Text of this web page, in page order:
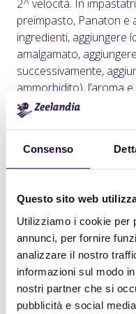
Consenso
Questo sito web
Utilizziamo i cookie per
annunci, per fornire
analizzare il nostro
informazioni sul modo
nostri partner che si
pubblicità e social
2^ velocità. In
preimpasto, Panaton e
ingredienti, aggiungere
amalgamato,
successivamente,
ammorbidito), l’aroma
impasto ultimato, porre
cella di lievitazione per
750 g, pezzi da 750 g;
1000 g) ed
dividerla a metà: con la
nel pirottino, con la 2^
nel pirottino infine
in cella lievitazione per 4
la superficie e
granella e a velo. Per
Rotor a 170 °C per 5